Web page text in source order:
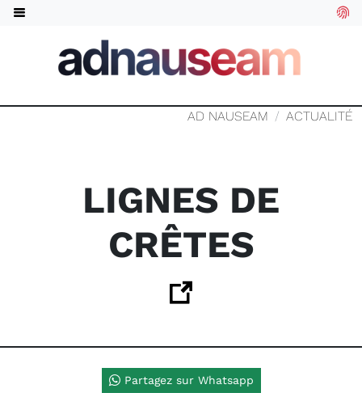
AD NAUSEAM ACTUALITÉ
LIGNES DE
CRÊTES
Partagez sur Whatsapp